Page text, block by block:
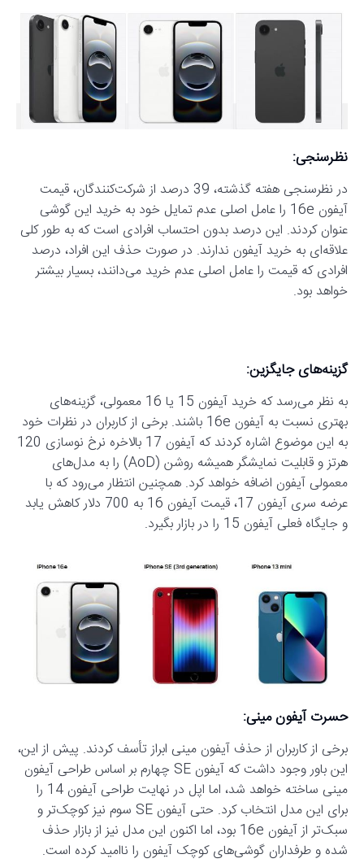
نظرسنجی:
در نظرسنجی هفته گذشته، 39 درصد از شرکت‌کنندگان، قیمت
آیفون 16e را عامل اصلی عدم تمایل خود به خرید این گوشی
عنوان کردند. این درصد بدون احتساب افرادی است که به طور کلی
علاقه‌ای به خرید آیفون ندارند. در صورت حذف این افراد، درصد
افرادی که قیمت را عامل اصلی عدم خرید می‌دانند، بسیار بیشتر
خواهد بود.
گزینه‌های جایگزین:
به نظر می‌رسد که خرید آیفون 15 یا 16 معمولی، گزینه‌های
بهتری نسبت به آیفون 16e باشند. برخی از کاربران در نظرات خود
به این موضوع اشاره کردند که آیفون 17 بالاخره نرخ نوسازی 120
هرتز و قابلیت نمایشگر همیشه روشن (AoD) را به مدل‌های
معمولی آیفون اضافه خواهد کرد. همچنین انتظار می‌رود که با
عرضه سری آیفون 17، قیمت آیفون 16 به 700 دلار کاهش یابد
و جایگاه فعلی آیفون 15 را در بازار بگیرد.
حسرت آیفون مینی:
برخی از کاربران از حذف آیفون مینی ابراز تأسف کردند. پیش از این،
این باور وجود داشت که آیفون SE چهارم بر اساس طراحی آیفون
مینی ساخته خواهد شد، اما اپل در نهایت طراحی آیفون 14 را
برای این مدل انتخاب کرد. حتی آیفون SE سوم نیز کوچک‌تر و
سبک‌تر از آیفون 16e بود، اما اکنون این مدل نیز از بازار حذف
شده و طرفداران گوشی‌های کوچک آیفون را ناامید کرده است.